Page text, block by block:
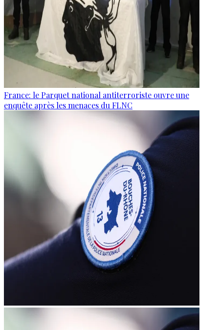
France: le Parquet national antiterroriste ouvre une
enquête après les menaces du FLNC